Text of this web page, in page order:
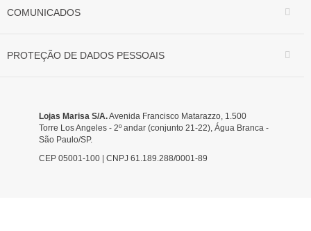
COMUNICADOS
PROTEÇÃO DE DADOS PESSOAIS
Lojas Marisa S/A.Avenida Francisco Matarazzo, 1.500
Torre Los Angeles - 2º andar (conjunto 21-22), Água Branca -
São Paulo/SP.
CEP 05001-100 | CNPJ 61.189.288/0001-89